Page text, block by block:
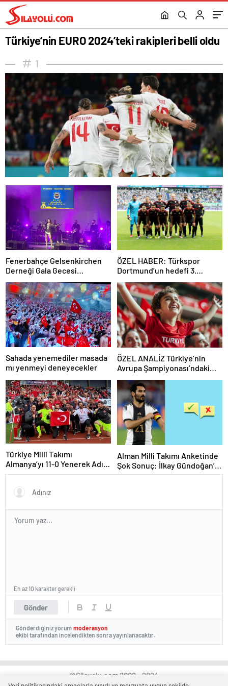
Türkiye’nin EURO 2024’teki rakipleri belli oldu
1
Fenerbahçe Gelsenkirchen
Derneği Gala Gecesi
Düzenledi
ÖZEL HABER: Türkspor
Dortmund’un hedefi 3.
Bundesliga
Sahada yenemediler masada
mı yenmeyi deneyecekler
ÖZEL ANALİZ Türkiye’nin
Avrupa Şampiyonası’ndaki
Görünümü
Türkiye Milli Takımı
Almanya’yı 11-0 Yenerek Adını
Finale Yazdırdı.
Alman Milli Takımı Anketinde
Şok Sonuç: İlkay Gündoğan’ı
Kaptan Olarak Görmek
Gönder
En az 10 karakter gerekli
Gönderdiğiniz yorum moderasyon
ekibi tarafından incelendikten sonra yayınlanacaktır.
©Silayolu.com 2002 - 2024